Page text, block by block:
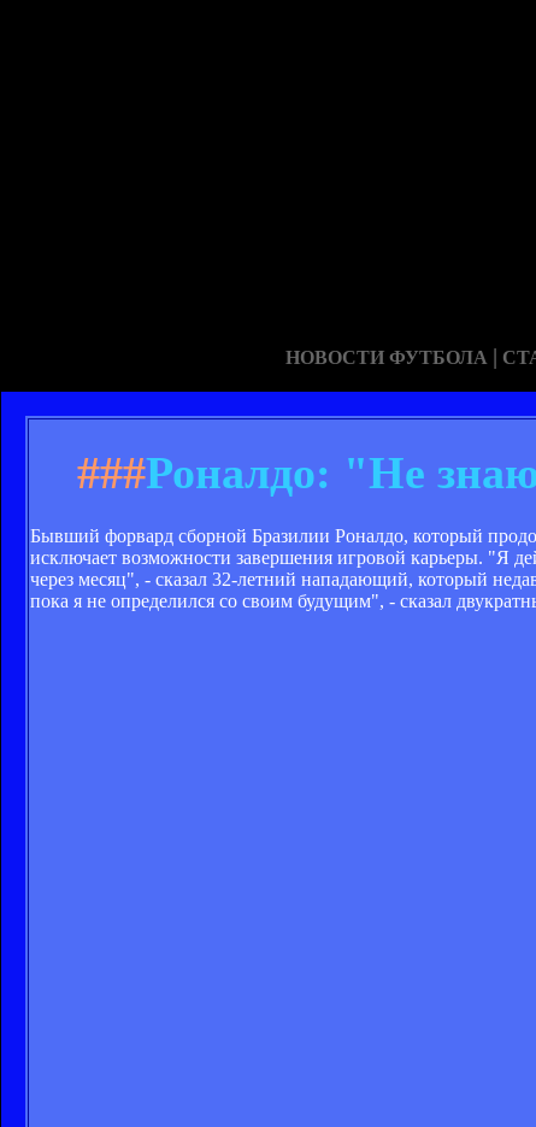
НОВОСТИ ФУТБОЛА |
###Роналдо: "Не
Бывший форвард сборной Бразилии Роналдо, который
исключает возможности завершения игровой карьеры. "Я
через месяц", - сказал 32-летний нападающий, который
пока я не определился со своим будущим", - сказал